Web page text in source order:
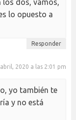
los dos, vamos,
lo opuesto a
Responder
2020 a las 2:01 pm
yo también te
y no está